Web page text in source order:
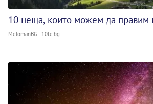
10 неща, които можем да правим
MelomanBG - 10te.bg